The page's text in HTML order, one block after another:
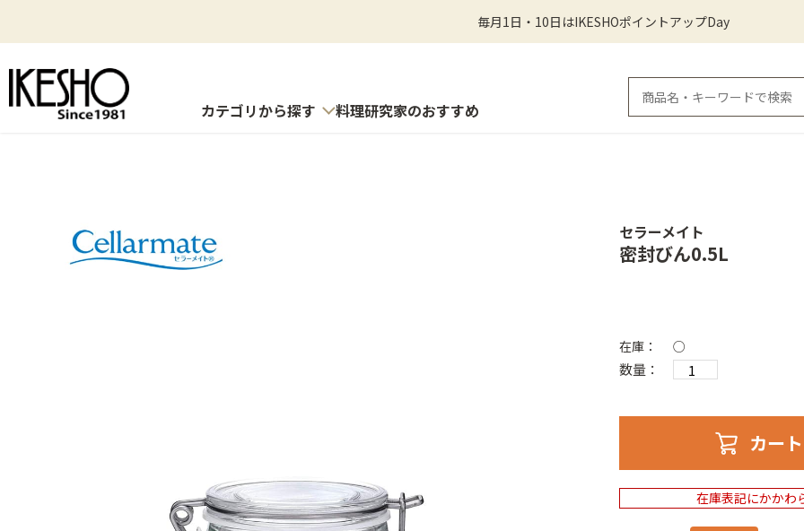
毎月1日・10日はIKESHOポイントアップDay
カテゴリから探す 料理研究家のおすすめ
密封びん0.5L
セラーメイト
在庫： ○
数量：
カー
在庫表記にかかわ